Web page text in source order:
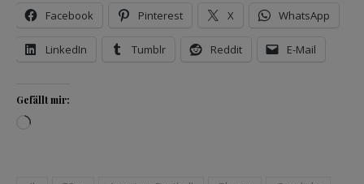
Facebook Pinterest X WhatsApp
LinkedIn Tumblr Reddit E-Mail
Gefällt mir:
Wird geladen …